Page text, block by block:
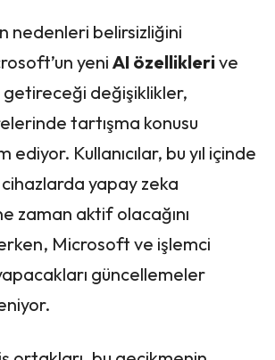
nedenleri belirsizliğini
yeni AI özelliklerive
getireceği değişiklikler,
tartışma konusu
ediyor. Kullanıcılar, bu yıl içinde
cihazlarda yapay zeka
zaman aktif olacağını
Microsoft ve işlemci
güncellemeler